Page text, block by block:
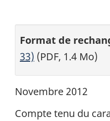
Format de
33) (PDF, 1.4 Mo)
Novembre 2012
Compte tenu du